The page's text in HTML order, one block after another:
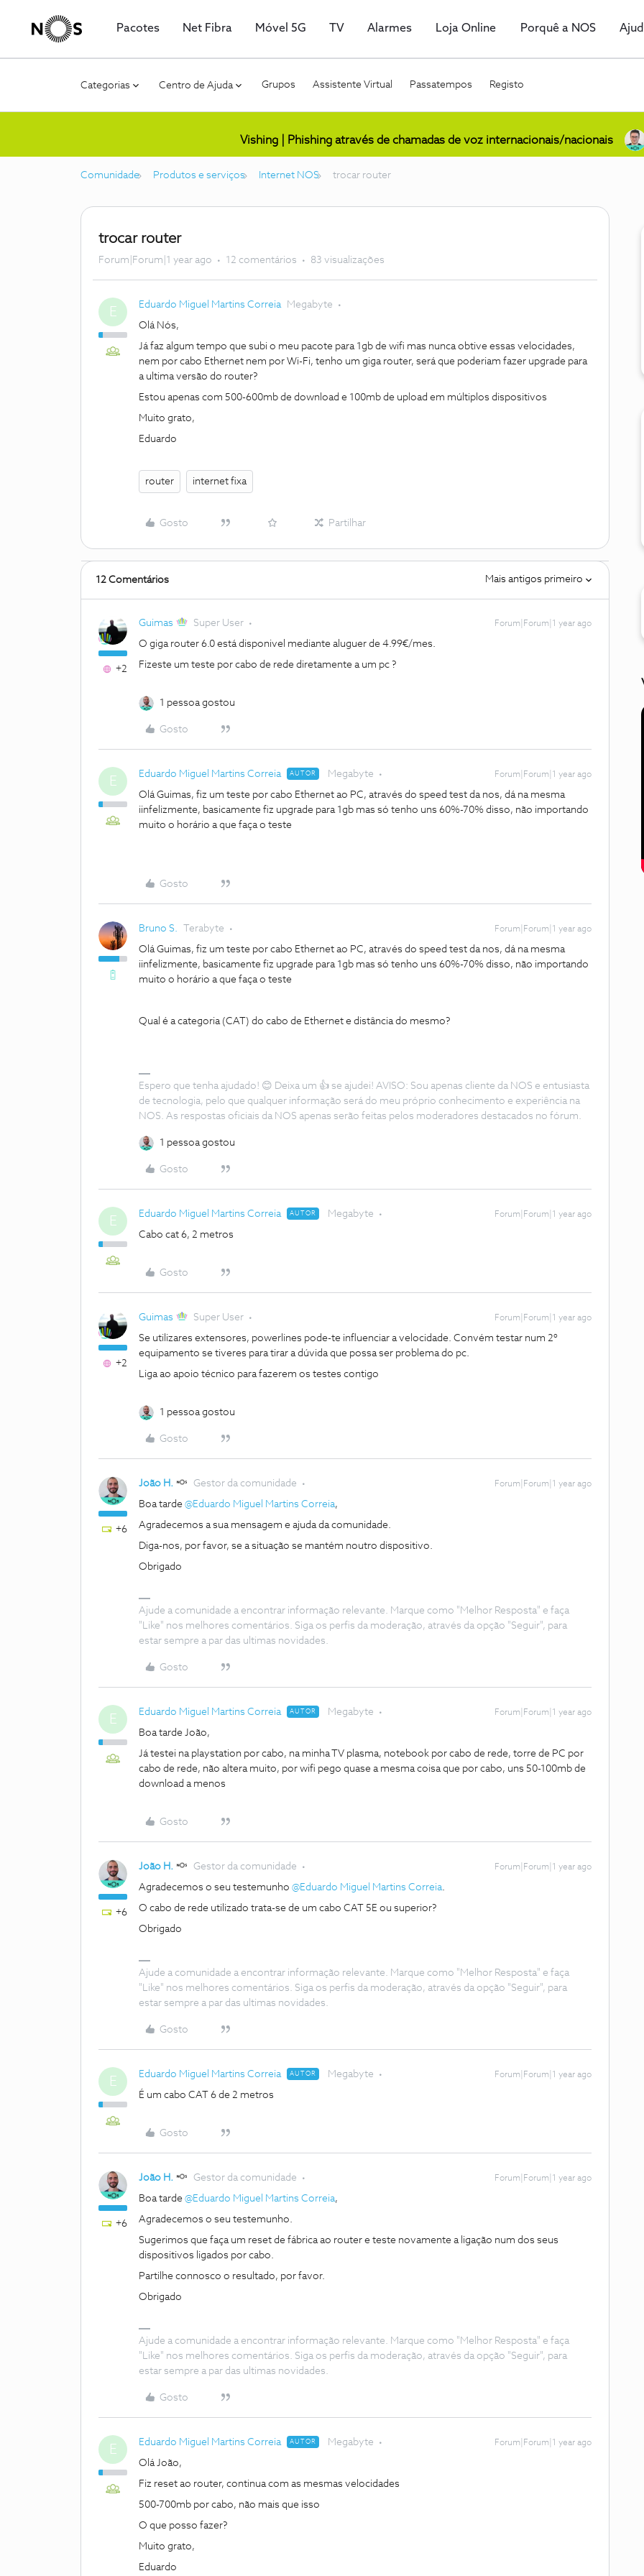
Pacotes Net Fibra Móvel 5G TV Alarmes Loja Online Porquê a NOS
Categorias Centro de Ajuda Grupos Assistente Virtual Passatempos Registo
Vishing | Phishing através de chamadas de voz internacionais/nacionais
Comunidade Produtos e serviços Internet NOS trocar router
trocar router
Forum|Forum|1 year ago 12 comentários 83 visualizações
E Eduardo Miguel Martins Correia Megabyte
Olá Nós,
Já faz algum tempo que subi o meu pacote para 1gb de wifi mas nunca obtive essas velocidades,
nem por cabo Ethernet nem por Wi-Fi, tenho um giga router, será que poderiam fazer upgrade para
a ultima versão do router?
Estou apenas com 500-600mb de download e 100mb de upload em múltiplos dispositivos
Muito grato,
Eduardo
router internet fixa
Gosto Partilhar
12 Comentários Mais antigos primeiro
+2
Guimas Super User Forum|Forum|1 year ago
O giga router 6.0 está disponivel mediante aluguer de 4.99€/mes.
Fizeste um teste por cabo de rede diretamente a um pc ?
1 pessoa gostou
Gosto
E Eduardo Miguel Martins Correia AUTOR Megabyte Forum|Forum|1 year ago
Olá Guimas, fiz um teste por cabo Ethernet ao PC, através do speed test da nos, dá na mesma
iinfelizmente, basicamente fiz upgrade para 1gb mas só tenho uns 60%-70% disso, não importando
muito o horário a que faça o teste
Gosto
Bruno S. Terabyte Forum|Forum|1 year ago
Olá Guimas, fiz um teste por cabo Ethernet ao PC, através do speed test da nos, dá na mesma
iinfelizmente, basicamente fiz upgrade para 1gb mas só tenho uns 60%-70% disso, não importando
muito o horário a que faça o teste
Qual é a categoria (CAT) do cabo de Ethernet e distância do mesmo?
Espero que tenha ajudado! 😊 Deixa um 👍 se ajudei! AVISO: Sou apenas cliente da NOS e entusiasta
de tecnologia, pelo que qualquer informação será do meu próprio conhecimento e experiência na
NOS. As respostas oficiais da NOS apenas serão feitas pelos moderadores destacados no fórum.
1 pessoa gostou
Gosto
E Eduardo Miguel Martins Correia AUTOR Megabyte Forum|Forum|1 year ago
Cabo cat 6, 2 metros
Gosto
+2
Guimas Super User Forum|Forum|1 year ago
Se utilizares extensores, powerlines pode-te influenciar a velocidade. Convém testar num 2º
equipamento se tiveres para tirar a dúvida que possa ser problema do pc.
Liga ao apoio técnico para fazerem os testes contigo
1 pessoa gostou
Gosto
+6
João H. Gestor da comunidade Forum|Forum|1 year ago
Boa tarde @Eduardo Miguel Martins Correia,
Agradecemos a sua mensagem e ajuda da comunidade.
Diga-nos, por favor, se a situação se mantém noutro dispositivo.
Obrigado
Ajude a comunidade a encontrar informação relevante. Marque como "Melhor Resposta" e faça
"Like" nos melhores comentários. Siga os perfis da moderação, através da opção "Seguir", para
estar sempre a par das ultimas novidades.
Gosto
E Eduardo Miguel Martins Correia AUTOR Megabyte Forum|Forum|1 year ago
Boa tarde João,
Já testei na playstation por cabo, na minha TV plasma, notebook por cabo de rede, torre de PC por
cabo de rede, não altera muito, por wifi pego quase a mesma coisa que por cabo, uns 50-100mb de
download a menos
Gosto
+6
João H. Gestor da comunidade Forum|Forum|1 year ago
Agradecemos o seu testemunho @Eduardo Miguel Martins Correia.
O cabo de rede utilizado trata-se de um cabo CAT 5E ou superior?
Obrigado
Ajude a comunidade a encontrar informação relevante. Marque como "Melhor Resposta" e faça
"Like" nos melhores comentários. Siga os perfis da moderação, através da opção "Seguir", para
estar sempre a par das ultimas novidades.
Gosto
E Eduardo Miguel Martins Correia AUTOR Megabyte Forum|Forum|1 year ago
É um cabo CAT 6 de 2 metros
Gosto
+6
João H. Gestor da comunidade Forum|Forum|1 year ago
Boa tarde @Eduardo Miguel Martins Correia,
Agradecemos o seu testemunho.
Sugerimos que faça um reset de fábrica ao router e teste novamente a ligação num dos seus
dispositivos ligados por cabo.
Partilhe connosco o resultado, por favor.
Obrigado
Ajude a comunidade a encontrar informação relevante. Marque como "Melhor Resposta" e faça
"Like" nos melhores comentários. Siga os perfis da moderação, através da opção "Seguir", para
estar sempre a par das ultimas novidades.
Gosto
E Eduardo Miguel Martins Correia AUTOR Megabyte Forum|Forum|1 year ago
Olá João,
Fiz reset ao router, continua com as mesmas velocidades
500-700mb por cabo, não mais que isso
O que posso fazer?
Muito grato,
Eduardo